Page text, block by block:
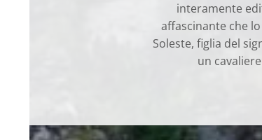
interamente
affascinante che
Soleste, figlia del
un